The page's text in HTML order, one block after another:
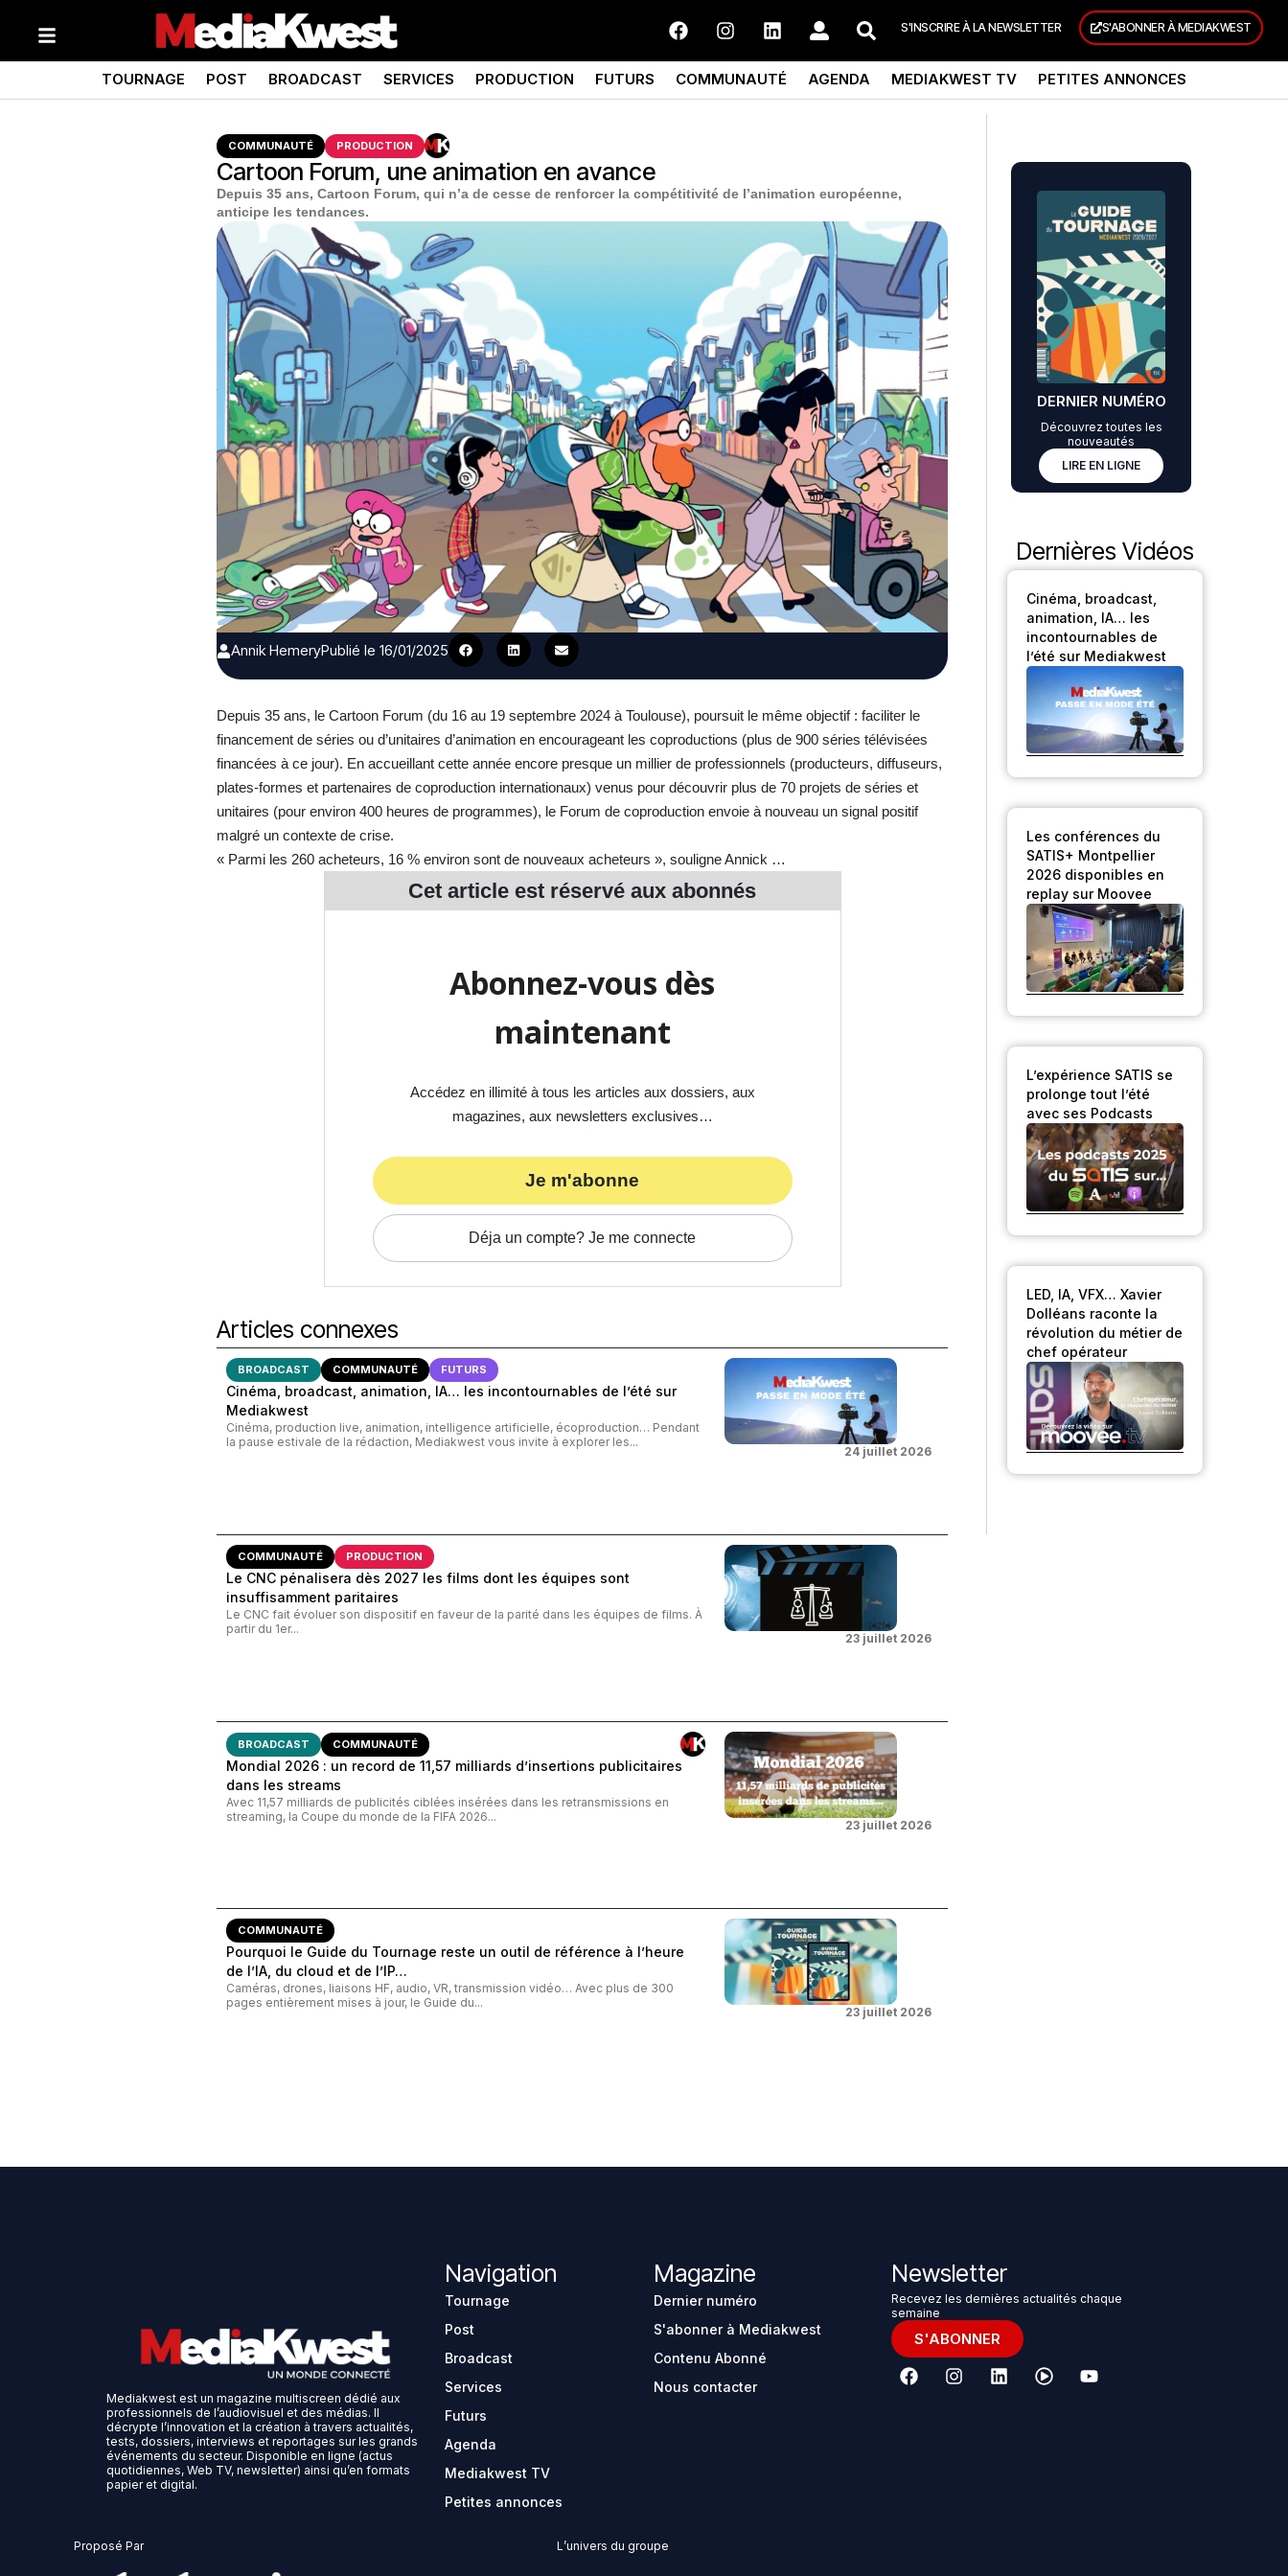
S'INSCRIRE À LA NEWSLETTER S'ABONNER À MEDIAKWEST
TOURNAGE POST BROADCAST SERVICES PRODUCTION FUTURS COMMUNAUTÉ AGENDA MEDIAKWEST TV PETITES ANNONCES
COMMUNAUTÉ PRODUCTION
Cartoon Forum, une animation en avance
Depuis 35 ans, Cartoon Forum, qui n’a de cesse de renforcer la compétitivité de l’animation européenne,
anticipe les tendances.
Annik HemeryPublié le 16/01/2025
Depuis 35 ans, le Cartoon Forum (du 16 au 19 septembre 2024 à Toulouse), poursuit le même objectif : faciliter le
financement de séries ou d’unitaires d’animation en encourageant les coproductions (plus de 900 séries télévisées
financées à ce jour). En accueillant cette année encore presque un millier de professionnels (producteurs, diffuseurs,
plates-formes et partenaires de coproduction internationaux) venus pour découvrir plus de 70 projets de séries et
unitaires (pour environ 400 heures de programmes), le Forum de coproduction envoie à nouveau un signal positif
malgré un contexte de crise.
« Parmi les 260 acheteurs, 16 % environ sont de nouveaux acheteurs », souligne Annick …
Cet article est réservé auxabonnés
Abonnez-vous dès
maintenant
Accédez en illimité à tous les articles aux dossiers, aux
magazines, aux newsletters exclusives…
Je m'abonne
Déja un compte? Je me connecte
Articles connexes
BROADCAST COMMUNAUTÉ FUTURS
Cinéma, broadcast, animation, IA… les incontournables de l’été sur
Mediakwest
Cinéma, production live, animation, intelligence artificielle, écoproduction… Pendant
la pause estivale de la rédaction, Mediakwest vous invite à explorer les...
24 juillet 2026
COMMUNAUTÉ PRODUCTION
Le CNC pénalisera dès 2027 les films dont les équipes sont
insuffisamment paritaires
Le CNC fait évoluer son dispositif en faveur de la parité dans les équipes de films. À
partir du 1er...
23 juillet 2026
BROADCAST COMMUNAUTÉ
Mondial 2026 : un record de 11,57 milliards d’insertions publicitaires
dans les streams
Avec 11,57 milliards de publicités ciblées insérées dans les retransmissions en
streaming, la Coupe du monde de la FIFA 2026...
23 juillet 2026
COMMUNAUTÉ
Pourquoi le Guide du Tournage reste un outil de référence à l’heure
de l’IA, du cloud et de l’IP…
Caméras, drones, liaisons HF, audio, VR, transmission vidéo… Avec plus de 300
pages entièrement mises à jour, le Guide du...
23 juillet 2026
DERNIER NUMÉRO
Découvrez toutes les
nouveautés
LIRE EN LIGNE
Dernières Vidéos
Cinéma, broadcast,
animation, IA… les
incontournables de
l’été sur Mediakwest
Les conférences du
SATIS+ Montpellier
2026 disponibles en
replay sur Moovee
L’expérience SATIS se
prolonge tout l’été
avec ses Podcasts
LED, IA, VFX… Xavier
Dolléans raconte la
révolution du métier de
chef opérateur
Mediakwest est un magazine multiscreen dédié aux
professionnels de l’audiovisuel et des médias. Il
décrypte l’innovation et la création à travers actualités,
tests, dossiers, interviews et reportages sur les grands
événements du secteur. Disponible en ligne (actus
quotidiennes, Web TV, newsletter) ainsi qu’en formats
papier et digital.
Navigation
Tournage
Post
Broadcast
Services
Futurs
Agenda
Mediakwest TV
Petites annonces
Magazine
Dernier numéro
S'abonner à Mediakwest
Contenu Abonné
Nous contacter
Newsletter
Recevez les dernières actualités chaque
semaine
S'ABONNER
Proposé Par L’univers du groupe